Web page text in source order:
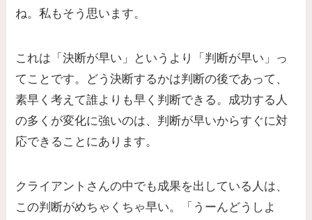
ね。私もそう思います。
これは「決断が早い」というより「判断が早い」っ
てことです。どう決断するかは判断の後であって、
素早く考えて誰よりも早く判断できる。成功する人
の多くが変化に強いのは、判断が早いからすぐに対
応できることにあります。
クライアントさんの中でも成果を出している人は、
この判断がめちゃくちゃ早い。「うーんどうしよ